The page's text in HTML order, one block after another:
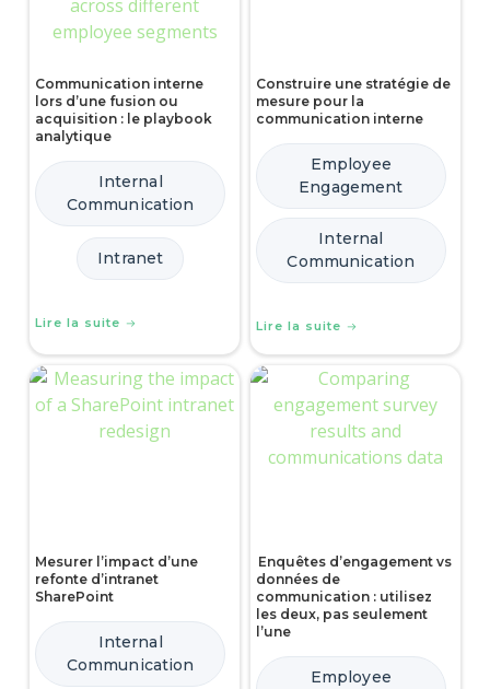
Communication interne
lors d’une fusion ou
acquisition : le playbook
analytique
Internal
Communication
Intranet
Lire la suite
Construire une stratégie de
mesure pour la
communication interne
Employee
Engagement
Internal
Communication
Lire la suite
Mesurer l’impact d’une
refonte d’intranet
SharePoint
Internal
Communication
Enquêtes d’engagement vs
données de
communication : utilisez
les deux, pas seulement
l’une
Employee